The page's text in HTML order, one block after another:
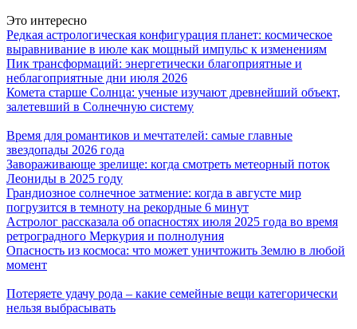
Это интересно
Редкая астрологическая конфигурация планет: космическое
выравнивание в июле как мощный импульс к изменениям
Пик трансформаций: энергетически благоприятные и
неблагоприятные дни июля 2026
Комета старше Солнца: ученые изучают древнейший объект,
залетевший в Солнечную систему
Время для романтиков и мечтателей: самые главные
звездопады 2026 года
Завораживающе зрелище: когда смотреть метеорный поток
Леониды в 2025 году
Грандиозное солнечное затмение: когда в августе мир
погрузится в темноту на рекордные 6 минут
Астролог рассказала об опасностях июля 2025 года во время
ретроградного Меркурия и полнолуния
Опасность из космоса: что может уничтожить Землю в любой
момент
Потеряете удачу рода – какие семейные вещи категорически
нельзя выбрасывать